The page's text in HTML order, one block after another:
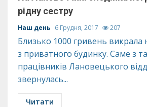
рідну сестру
Наш день 6 Грудня, 2017 207
Близько 1000 гривень викрала
з приватного будинку. Саме з
працівників Лановецького
звернулась...
Читати